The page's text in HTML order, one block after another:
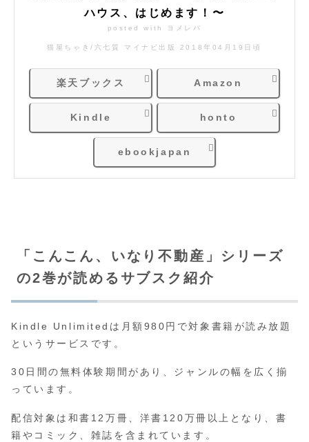
ハウス、はじめます！〜
posted with ヨメレバ
猫屋ちゃき/六七質 マイナビ出版 2018年04月19日頃
楽天ブックス Amazon
Kindle honto
ebookjapan
「こんこん、いなり不動産」シリーズ
の2巻が読めるサブスク紹介
Kindle Unlimitedは月額980円で対象書籍が読み放題
というサービスです。
30日間の無料体験期間があり、ジャンルの幅を広く揃
っています。
配信対象は和書12万冊、洋書120万冊以上となり、書
籍やコミック、雑誌を含まれています。